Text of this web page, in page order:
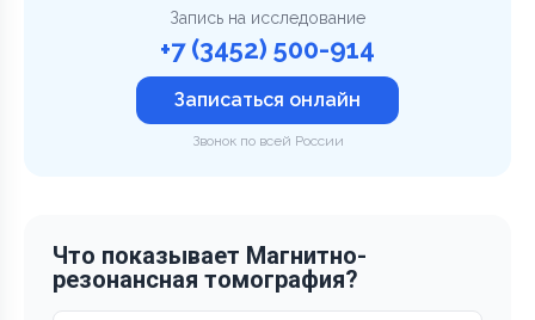
Запись на исследование
+7 (3452) 500-914
Записаться онлайн
Звонок по всей России
Что показывает Магнитно-
резонансная томография?